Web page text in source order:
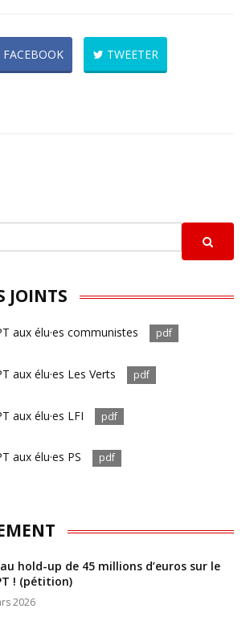
FACEBOOK TWEETER
JOINTS
aux élu·es communistes pdf
aux élu·es Les Verts pdf
aux élu·es LFI pdf
aux élu·es PS pdf
hold-up de 45 millions d’euros sur le
! (pétition)
2026